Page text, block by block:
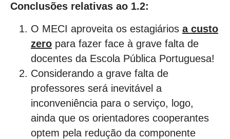
Conclusões relativas ao 1.2:
O MECI aproveita os estagiários a custo
zero para fazer face à grave falta de
docentes da Escola Pública Portuguesa!
Considerando a grave falta de
professores será inevitável a
inconveniência para o serviço, logo,
ainda que os orientadores cooperantes
optem pela redução da componente